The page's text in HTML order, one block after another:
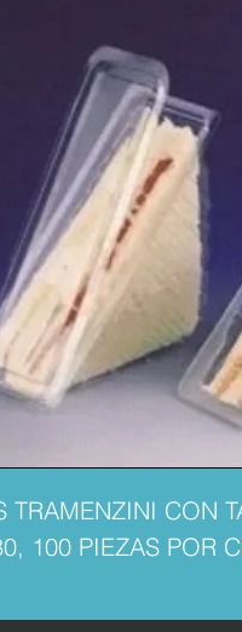
TRAMENZINI CON
100 PIEZAS POR